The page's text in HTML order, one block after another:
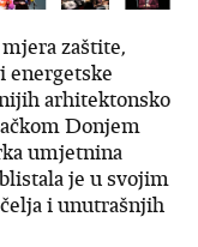
zaštite,
energetske
arhitektonsko
Donjem
umjetnina
je u svojim
i unutrašnjih